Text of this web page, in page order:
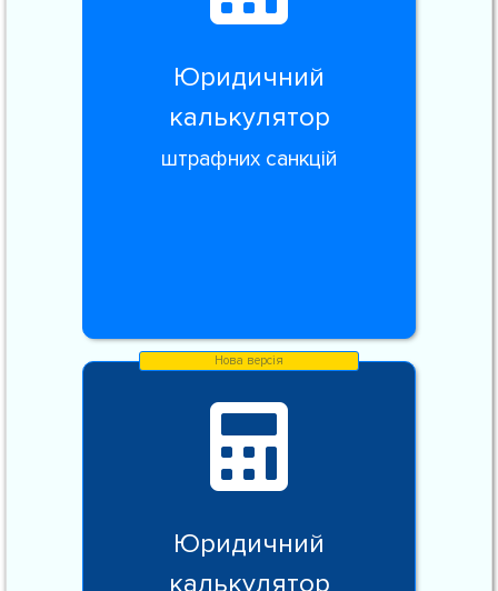
Юридичний
калькулятор
штрафних санкцій
Юридичний
калькулятор